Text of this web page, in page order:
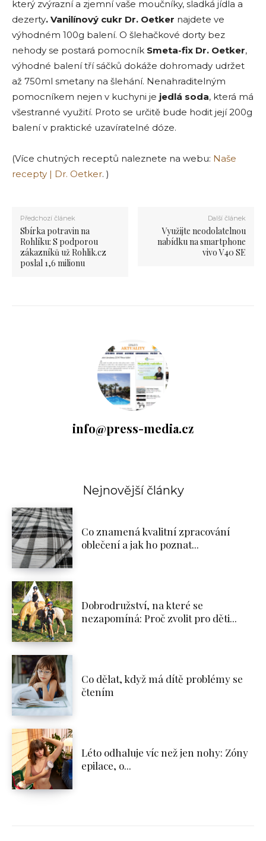
který zvýrazní a zjemní vaše moučníky, sladká jídla a
dezerty. Vanilínový cukr Dr. Oetker najdete ve
výhodném 100g balení. O šlehačkové dorty bez
nehody se postará pomocník Smeta-fix Dr. Oetker,
výhodné balení tří sáčků dokáže dohromady udržet
až 750ml smetany na šlehání. Nenahraditelným
pomocníkem nejen v kuchyni je jedlá soda, která má
všestranné využití. Proto se určitě bude hodit její 200g
balení v praktické uzavíratelné dóze.
(Více chutných receptů naleznete na webu: Naše
recepty | Dr. Oetker. )
Předchozí článek
Sbírka potravin na
Rohlíku: S podporou
zákazníků už Rohlik.cz
poslal 1,6 milionu
Další článek
Využijte neodolatelnou
nabídku na smartphone
vivo V40 SE
info@press-media.cz
Nejnovější články
Co znamená kvalitní zpracování
oblečení a jak ho poznat...
Dobrodružství, na které se
nezapomíná: Proč zvolit pro děti...
Co dělat, když má dítě problémy se
čtením
Léto odhaluje víc než jen nohy: Zóny
epilace, o...